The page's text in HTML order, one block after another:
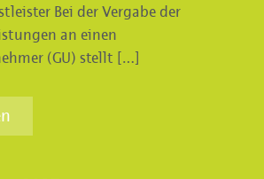
Bei der Vergabe der
an einen
(GU) stellt […]